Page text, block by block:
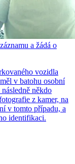
a žádá o
vozidla
v batohu osobní
někdo
z kamer, na
v tomto případu, a
identifikaci.